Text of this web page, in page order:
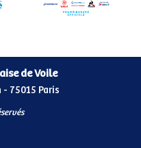
de Voile
75015 Paris